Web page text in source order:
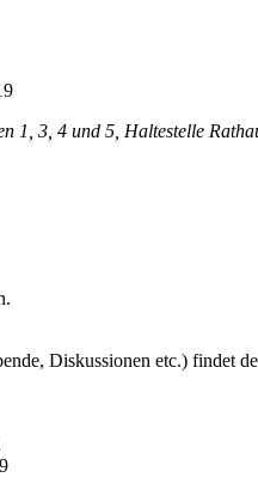
1, 3, 4 und 5, Haltestelle
Diskussionen etc.) findet